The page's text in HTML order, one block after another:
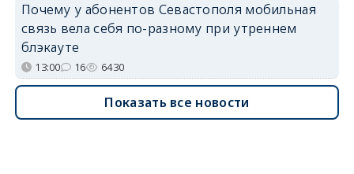
Почему у абонентов Севастополя мобильная
связь вела себя по-разному при утреннем
блэкауте
13:00 16 6430
Показать все новости